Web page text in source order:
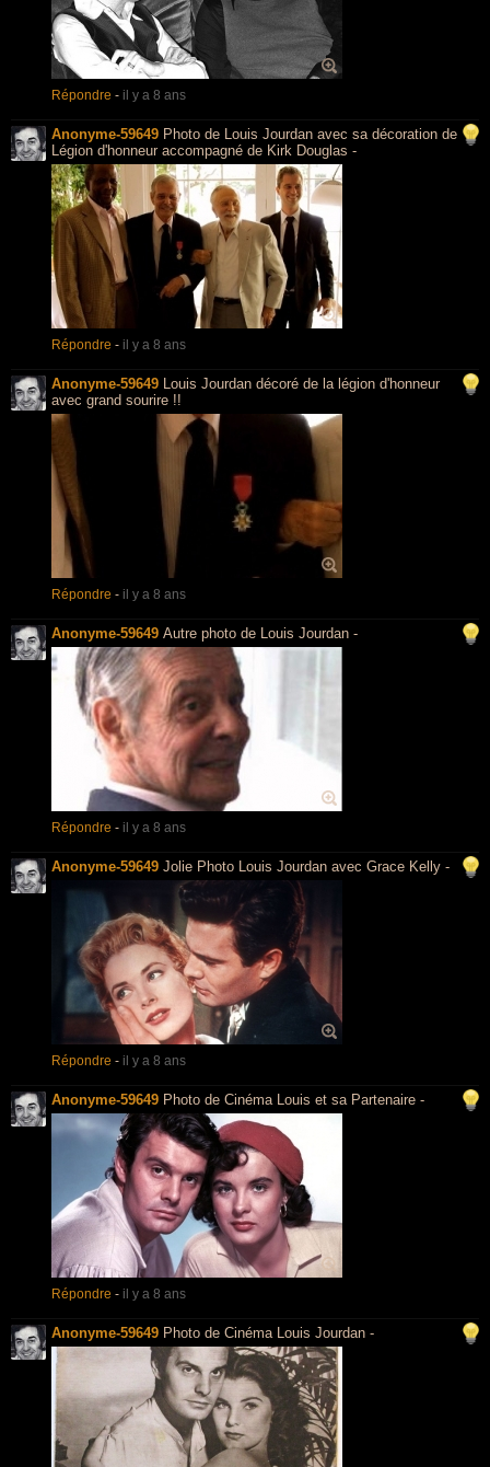
Répondre - il y a 8 ans
Anonyme-59649 Photo de Louis Jourdan avec sa décoration de
Légion d'honneur accompagné de Kirk Douglas -
Répondre - il y a 8 ans
Anonyme-59649 Louis Jourdan décoré de la légion d'honneur
avec grand sourire !!
Répondre - il y a 8 ans
Anonyme-59649 Autre photo de Louis Jourdan -
Répondre - il y a 8 ans
Anonyme-59649 Jolie Photo Louis Jourdan avec Grace Kelly -
Répondre - il y a 8 ans
Anonyme-59649 Photo de Cinéma Louis et sa Partenaire -
Répondre - il y a 8 ans
Anonyme-59649 Photo de Cinéma Louis Jourdan -